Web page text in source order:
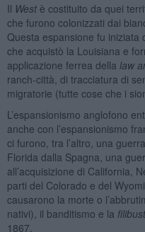
Il Westè costituito da quei
che furono colonizzati dai
Questa espansione fu iniziata
che acquistò la Louisiana e
applicazione ferrea della law
ranch-città, di tracciatura di
migratorie (tutte cose che i
L’espansionismo anglofono
anche con l’espansionismo
ci furono, tra l’altro, una
Florida dalla Spagna, una
all’acquisizione di California,
parti del Colorado e del
causarono la morte o
nativi), il banditismo e la
1867.